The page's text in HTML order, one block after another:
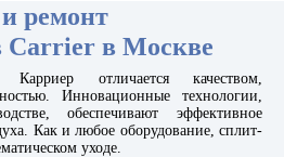
ремонт
Carrier в Москве
Карриер отличается качеством,
Инновационные технологии,
обеспечивают эффективное
Как и любое оборудование, сплит-
уходе.